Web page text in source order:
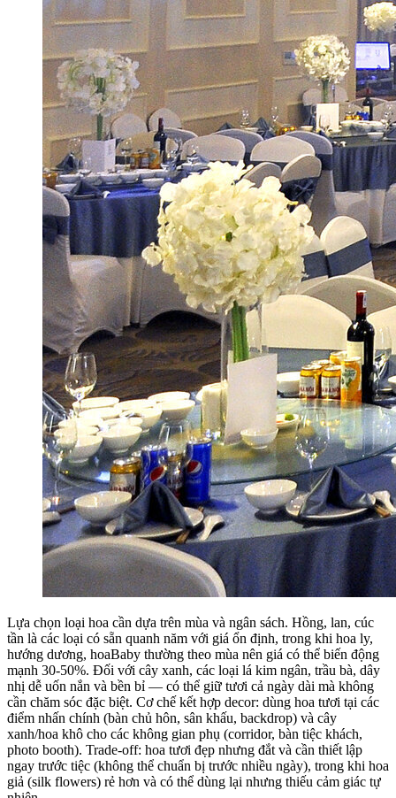
Lựa chọn loại hoa cần dựa trên mùa và ngân sách. Hồng, lan, cúc
tần là các loại có sẵn quanh năm với giá ổn định, trong khi hoa ly,
hướng dương, hoaBaby thường theo mùa nên giá có thể biến động
mạnh 30-50%. Đối với cây xanh, các loại lá kim ngân, trầu bà, dây
nhị dễ uốn nắn và bền bỉ — có thể giữ tươi cả ngày dài mà không
cần chăm sóc đặc biệt. Cơ chế kết hợp decor: dùng hoa tươi tại các
điểm nhấn chính (bàn chủ hôn, sân khấu, backdrop) và cây
xanh/hoa khô cho các không gian phụ (corridor, bàn tiệc khách,
photo booth). Trade-off: hoa tươi đẹp nhưng đắt và cần thiết lập
ngay trước tiệc (không thể chuẩn bị trước nhiều ngày), trong khi hoa
giả (silk flowers) rẻ hơn và có thể dùng lại nhưng thiếu cảm giác tự